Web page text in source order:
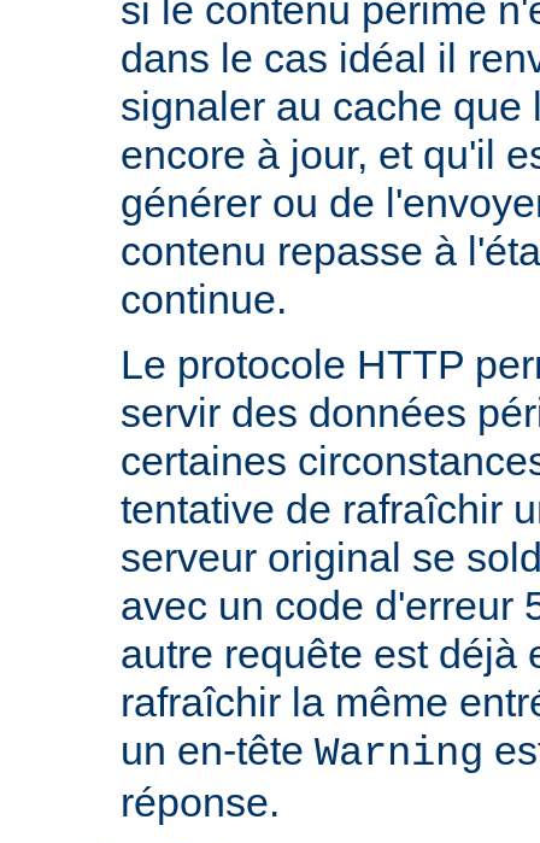
si le contenu périmé
dans le cas idéal il
signaler au cache que
encore à jour, et qu'il
générer ou de
contenu repasse à
continue.
Le protocole HTTP
servir des données
certaines
tentative de rafraîchir
serveur original se
avec un code d'erreur
autre requête est déjà
rafraîchir la même
un en-tête Warning
réponse.